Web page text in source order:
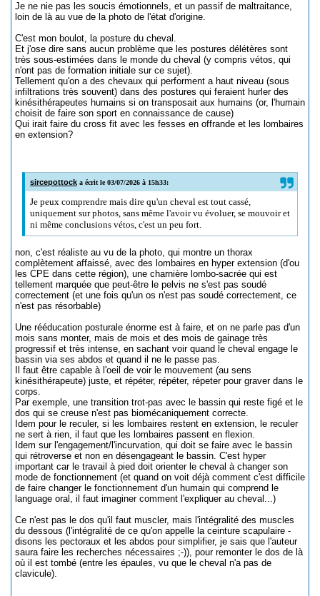
Je ne nie pas les soucis émotionnels, et un passif de maltraitance,
loin de là au vue de la photo de l'état d'origine.
C'est mon boulot, la posture du cheval.
Et j'ose dire sans aucun problème que les postures délétères sont
très sous-estimées dans le monde du cheval (y compris vétos, qui
n'ont pas de formation initiale sur ce sujet).
Tellement qu'on a des chevaux qui performent a haut niveau (sous
infiltrations très souvent) dans des postures qui feraient hurler des
kinésithérapeutes humains si on transposait aux humains (or, l'humain
choisit de faire son sport en connaissance de cause)
Qui irait faire du cross fit avec les fesses en offrande et les lombaires
en extension?
sircepottock a écrit le 03/07/2026 à 15h33:
Je peux comprendre mais dire qu'un cheval est tout cassé,
uniquement sur photos, sans même l'avoir vu évoluer, se mouvoir et
ni même conclusions vétos, c'est un peu fort.
non, c'est réaliste au vu de la photo, qui montre un thorax
complètement affaissé, avec des lombaires en hyper extension (d'ou
les CPE dans cette région), une charnière lombo-sacrée qui est
tellement marquée que peut-être le pelvis ne s'est pas soudé
correctement (et une fois qu'un os n'est pas soudé correctement, ce
n'est pas résorbable)
Une rééducation posturale énorme est à faire, et on ne parle pas d'un
mois sans monter, mais de mois et des mois de gainage très
progressif et très intense, en sachant voir quand le cheval engage le
bassin via ses abdos et quand il ne le passe pas.
Il faut être capable à l'oeil de voir le mouvement (au sens
kinésithérapeute) juste, et répéter, répéter, répeter pour graver dans le
corps.
Par exemple, une transition trot-pas avec le bassin qui reste figé et le
dos qui se creuse n'est pas biomécaniquement correcte.
Idem pour le reculer, si les lombaires restent en extension, le reculer
ne sert à rien, il faut que les lombaires passent en flexion.
Idem sur l'engagement/l'incurvation, qui doit se faire avec le bassin
qui rétroverse et non en désengageant le bassin. C'est hyper
important car le travail à pied doit orienter le cheval à changer son
mode de fonctionnement (et quand on voit déjà comment c'est difficile
de faire changer le fonctionnement d'un humain qui comprend le
language oral, il faut imaginer comment l'expliquer au cheval...)
Ce n'est pas le dos qu'il faut muscler, mais l'intégralité des muscles
du dessous (l'intégralité de ce qu'on appelle la ceinture scapulaire -
disons les pectoraux et les abdos pour simplifier, je sais que l'auteur
saura faire les recherches nécessaires ;-)), pour remonter le dos de là
où il est tombé (entre les épaules, vu que le cheval n'a pas de
clavicule).